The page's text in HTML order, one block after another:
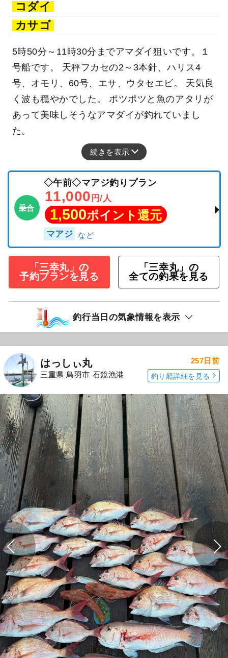
コダイ
カサゴ
5時50分～11時30分までアマダイ狙いです。１
号船です。 天秤フカセの2～3本針、ハリス4
号、オモリ、60号、エサ、ウタセエビ。 天気良
く波も穏やかでした。 ポツポツと魚のアタリが
あって美味しそうなアマダイが釣れていまし
た。
続きを表示
乗合
◇午前◇マアジ釣りプラン
11,000 円/人
1,500ポイント還元
マアジ
「三幸丸」の
予約プランを見る
「三幸丸」の
全ての釣果を見る
釣行当日の気象情報を表示
はっしぃ丸
三重県 鳥羽市 石鏡漁港
257日前
釣り船詳細を見る